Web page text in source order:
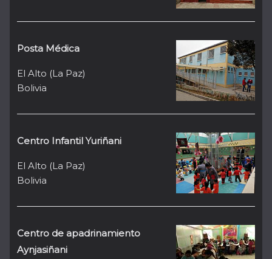
Posta Médica
El Alto (La Paz)
Bolivia
Centro Infantil Yuriñani
El Alto (La Paz)
Bolivia
Centro de apadrinamiento
Aynjasiñani